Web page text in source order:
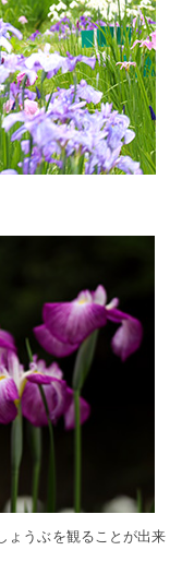
ょうぶを観ることが出来